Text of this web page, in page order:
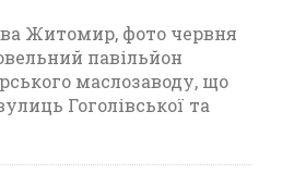
Житомир, фото червня
павільйон
маслозаводу, що
Гоголівської та